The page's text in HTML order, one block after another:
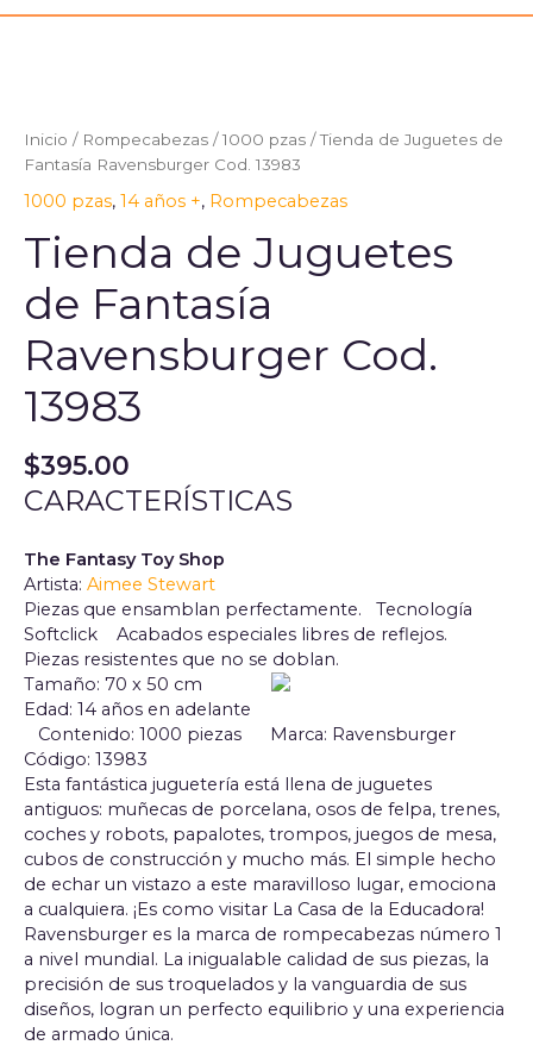
Inicio / Rompecabezas /1000 pzas / Tienda de Juguetes de
Fantasía Ravensburger Cod. 13983
1000 pzas, 14 años +, Rompecabezas
Tienda de Juguetes
de Fantasía
Ravensburger Cod.
13983
$395.00
CARACTERÍSTICAS
The Fantasy Toy Shop
Artista: Aimee Stewart
Piezas que ensamblan perfectamente. Tecnología
Softclick Acabados especiales libres de reflejos.
Piezas resistentes que no se doblan.
Tamaño: 70 x 50 cm
Edad: 14 años en adelante
Contenido: 1000 piezas Marca: Ravensburger
Código: 13983
Esta fantástica juguetería está llena de juguetes
antiguos: muñecas de porcelana, osos de felpa, trenes,
coches y robots, papalotes, trompos, juegos de mesa,
cubos de construcción y mucho más. El simple hecho
de echar un vistazo a este maravilloso lugar, emociona
a cualquiera. ¡Es como visitar La Casa de la Educadora!
Ravensburger es la marca de rompecabezas número 1
a nivel mundial. La inigualable calidad de sus piezas, la
precisión de sus troquelados y la vanguardia de sus
diseños, logran un perfecto equilibrio y una experiencia
de armado única.